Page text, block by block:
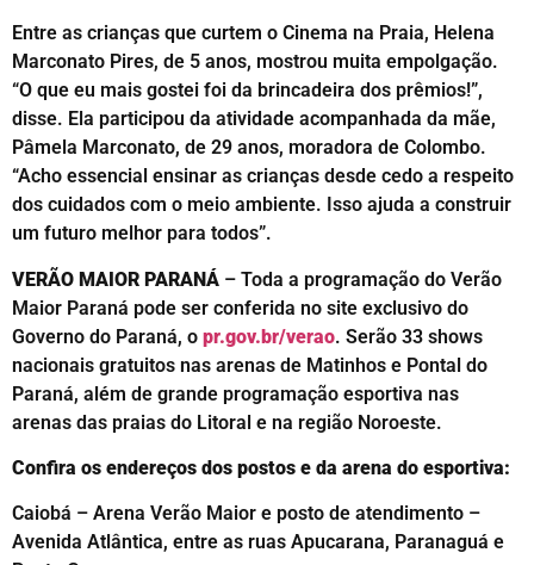
Entre as crianças que curtem o Cinema na Praia, Helena
Marconato Pires, de 5 anos, mostrou muita empolgação.
“O que eu mais gostei foi da brincadeira dos prêmios!”,
disse. Ela participou da atividade acompanhada da mãe,
Pâmela Marconato, de 29 anos, moradora de Colombo.
“Acho essencial ensinar as crianças desde cedo a respeito
dos cuidados com o meio ambiente. Isso ajuda a construir
um futuro melhor para todos”.
VERÃO MAIOR PARANÁ – Toda a programação do Verão
Maior Paraná pode ser conferida no site exclusivo do
Governo do Paraná, o pr.gov.br/verao. Serão 33 shows
nacionais gratuitos nas arenas de Matinhos e Pontal do
Paraná, além de grande programação esportiva nas
arenas das praias do Litoral e na região Noroeste.
Confira os endereços dos postos e da arena do esportiva:
Caiobá – Arena Verão Maior e posto de atendimento –
Avenida Atlântica, entre as ruas Apucarana, Paranaguá e